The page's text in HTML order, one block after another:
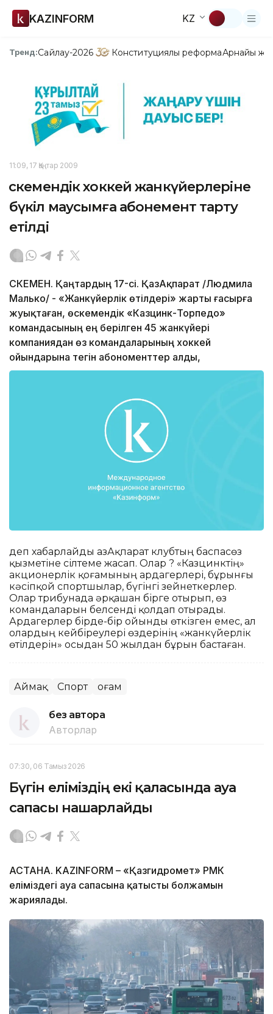
KAZINFORM KZ
Тренд:Сайлау-2026 Конституциялық реформаАрнайы
11:09, 17 Қаңтар 2009
Өскемендік хоккей жанкүйерлеріне
бүкіл маусымға абонемент тарту
етілді
ӨСКЕМЕН. Қаңтардың 17-сі. ҚазАқпарат /Людмила
Малько/ - «Жанкүйерлік өтілдері» жарты ғасырға
жуықтаған, өскемендік «Казцинк-Торпедо»
командасының ең берілген 45 жанкүйері
компаниядан өз командаларының хоккей
ойындарына тегін абономенттер алды,
деп хабарлайды ҚазАқпарат клубтың баспасөз
қызметіне сілтеме жасап. Олар ? «Казцинктің»
акционерлік қоғамының ардагерлері, бұрынғы
кәсіпқой спортшылар, бүгінгі зейнеткерлер.
Олар трибунада әрқашан бірге отырып, өз
командаларын белсенді қолдап отырады.
Ардагерлер бірде-бір ойынды өткізген емес, ал
олардың кейбіреулері өздерінің «жанкүйерлік
өтілдерін» осыдан 50 жылдан бұрын бастаған.
Аймақ Спорт Қоғам
без автора
Авторлар
07:30, 06 Тамыз 2026
Бүгін еліміздің екі қаласында ауа
сапасы нашарлайды
АСТАНА. KAZINFORM – «Қазгидромет» РМК
еліміздегі ауа сапасына қатысты болжамын
жариялады.